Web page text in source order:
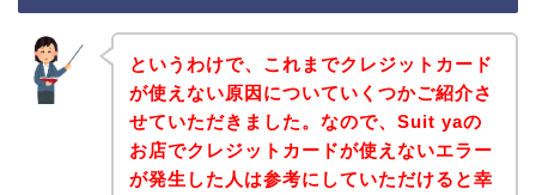
というわけで、これまでクレジットカード
が使えない原因についていくつかご紹介さ
せていただきました。なので、Suit yaの
お店でクレジットカードが使えないエラー
が発生した人は参考にしていただけると幸